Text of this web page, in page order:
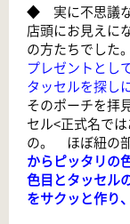
◆ 実に不思議
店頭にお見えに
の方たちでし
プレゼントとし
タッセルを探し
そのポーチを拝
セル<正式名で
の。 ほぼ紐の
からピッタリの
色目とタッセル
をサクッと作り